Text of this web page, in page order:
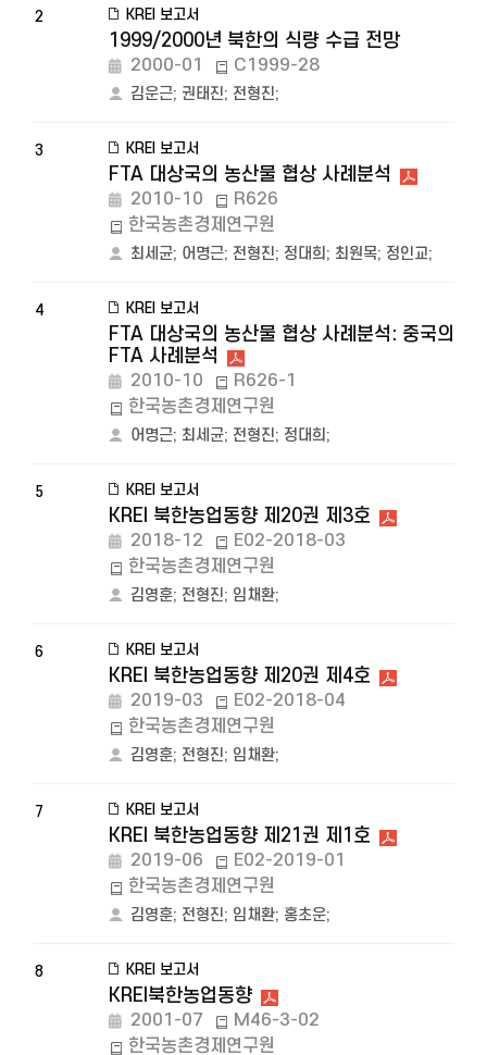
2 KREI 보고서
1999/2000년 북한의 식량 수급 전망
2000-01 C1999-28
김운근; 권태진; 전형진;
3 KREI 보고서
FTA 대상국의 농산물 협상 사례분석
2010-10
R626
한국농촌경제연구원
최세균; 어명근; 전형진; 정대희 ; 최원목; 정인교;
4 KREI 보고서
FTA 대상국의 농산물 협상 사례분석: 중국의
FTA 사례분석
2010-10
R626-1
한국농촌경제연구원
어명근; 최세균; 전형진; 정대희 ;
5 KREI 보고서
KREI 북한농업동향 제20권 제3호
2018-12
E02-2018-03
한국농촌경제연구원
김영훈; 전형진; 임채환;
6 KREI 보고서
KREI 북한농업동향 제20권 제4호
2019-03
E02-2018-04
한국농촌경제연구원
김영훈; 전형진; 임채환;
7 KREI 보고서
KREI 북한농업동향 제21권 제1호
2019-06
E02-2019-01
한국농촌경제연구원
김영훈; 전형진; 임채환; 홍초운;
8 KREI 보고서
KREI북한농업동향
2001-07
M46-3-02
한국농촌경제연구원